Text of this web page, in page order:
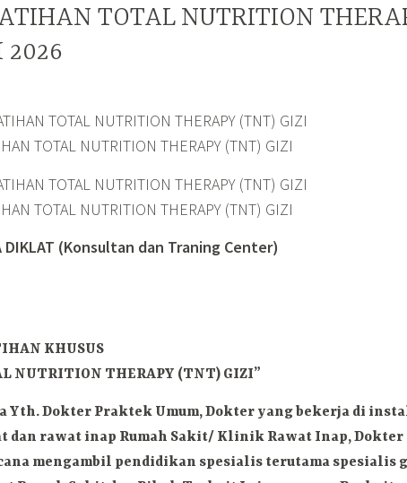
TOTAL NUTRITION
2026
TOTAL NUTRITION THERAPY (TNT) GIZI
TOTAL NUTRITION THERAPY (TNT) GIZI
DIKLAT (Konsultan dan Traning Center)
KHUSUS
NUTRITION THERAPY (TNT) GIZI”
Yth.Dokter Praktek Umum, Dokter yang bekerja di
dan rawat inap Rumah Sakit/ Klinik Rawat Inap, Dokter
mengambil pendidikan spesialis terutama spesialis